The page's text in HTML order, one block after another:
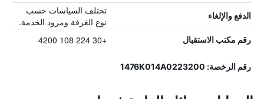
الدفع والإلغاء
تختلف السياسات حسب
نوع الغرفة ومزود الخدمة.
رقم مكتب الاستقبال +30 224 108 4200
رقم الرخصة: 1476K014A0223200